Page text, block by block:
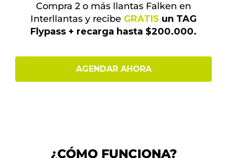
Compra 2 o más llantas Falken en
Interllantas y recibe GRATIS un TAG
Flypass + recarga hasta $200.000.
AGENDAR AHORA
¿CÓMO FUNCIONA?